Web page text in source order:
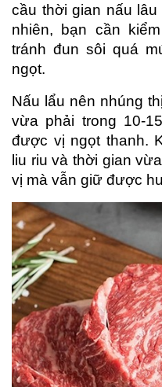
cầu thời gian nấu
nhiên, bạn cần
tránh đun sôi quá
ngọt.
Nấu lẩu nên nhúng
vừa phải trong 10-
được vị ngọt thanh.
liu riu và thời gian
vị mà vẫn giữ được